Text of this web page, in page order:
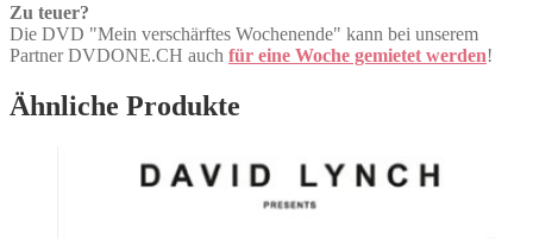
Zu teuer?
Die DVD "Mein verschärftes Wochenende" kann bei unserem
Partner DVDONE.CH auch für eine Woche gemietet werden!
Ähnliche Produkte